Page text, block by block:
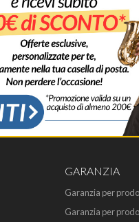
GARANZIA
Garanzia per
Garanzia per